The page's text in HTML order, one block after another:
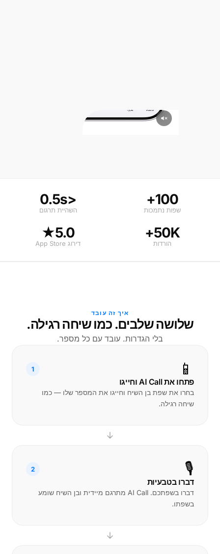
100+
שפות נתמכות
<0.5s
השהיית תרגום
50K+
הורדות
5.0★
דירוג App Store
איך זה עובד
שלושה שלבים. כמו שיחה רגילה.
בלי הגדרות. עובד עם כל מספר.
📱
1
פתחו את AI Call וחייגו
בחרו את שפת בן השיח וחייגו את המספר שלו — כמו
שיחה רגילה.
🎙️
2
דברו בטבעיות
דברו בשפתכם. AI Call מתרגם מיידית ובן השיח שומע
בשפתו.